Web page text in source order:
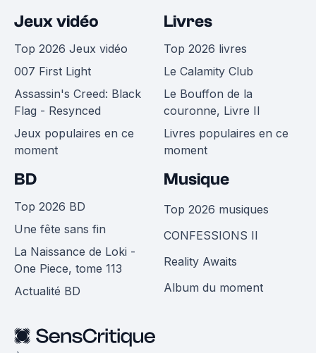
Jeux vidéo
Top 2026 Jeux vidéo
007 First Light
Assassin's Creed: Black
Flag - Resynced
Jeux populaires en ce
moment
Livres
Top 2026 livres
Le Calamity Club
Le Bouffon de la
couronne, Livre II
Livres populaires en ce
moment
BD
Top 2026 BD
Une fête sans fin
La Naissance de Loki -
One Piece, tome 113
Actualité BD
Musique
Top 2026 musiques
CONFESSIONS II
Reality Awaits
Album du moment